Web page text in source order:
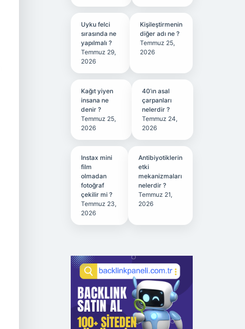
Uyku felci
sırasında ne
yapılmalı ?
Temmuz 29,
2026
Kişileştirmenin
diğer adı ne ?
Temmuz 25,
2026
Kağıt yiyen
insana ne
denir ?
Temmuz 25,
2026
40’ın asal
çarpanları
nelerdir ?
Temmuz 24,
2026
Instax mini
film
olmadan
fotoğraf
çekilir mi ?
Temmuz 23,
2026
Antibiyotiklerin
etki
mekanizmaları
nelerdir ?
Temmuz 21,
2026